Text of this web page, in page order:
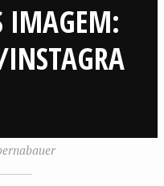
IMAGEM:
INSTAGRA